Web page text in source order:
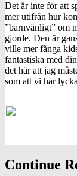
Det är inte för att
mer utifrån hur
”barnvänligt” om
gjorde. Den är
ville mer fånga
fantastiska med
det här att jag
som att vi har
Continue